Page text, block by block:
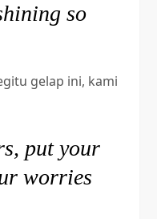
so
gelap ini, kami
put your
worries